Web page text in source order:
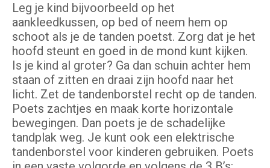
Leg je kind bijvoorbeeld op het
aankleedkussen, op bed of neem hem op
schoot als je de tanden poetst. Zorg dat je het
hoofd steunt en goed in de mond kunt kijken.
Is je kind al groter? Ga dan schuin achter hem
staan of zitten en draai zijn hoofd naar het
licht. Zet de tandenborstel recht op de tanden.
Poets zachtjes en maak korte horizontale
bewegingen. Dan poets je de schadelijke
tandplak weg. Je kunt ook een elektrische
tandenborstel voor kinderen gebruiken. Poets